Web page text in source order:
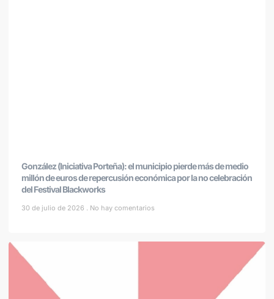
González (Iniciativa Porteña): el municipio pierde más de medio
millón de euros de repercusión económica por la no celebración
del Festival Blackworks
30 de julio de 2026 No hay comentarios